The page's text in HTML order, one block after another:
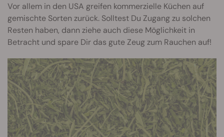
Vor allem in den USA greifen kommerzielle Küchen auf
gemischte Sorten zurück. Solltest Du Zugang zu solchen
Resten haben, dann ziehe auch diese Möglichkeit in
Betracht und spare Dir das gute Zeug zum Rauchen auf!